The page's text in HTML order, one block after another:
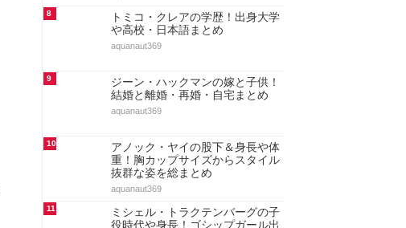
8
トミコ・クレアの学歴！出身大学
や高校・日本語まとめ
aquanaut369
9
ジーン・ハックマンの嫁と子供！
結婚と離婚・再婚・自宅まとめ
aquanaut369
10
アノック・ヤイの股下＆身長や体
重！胸カップサイズからスタイル
抜群な姿を総まとめ
aquanaut369
11
ミシェル・トラクテンバーグの子
役時代や身長！ゴシップガール出